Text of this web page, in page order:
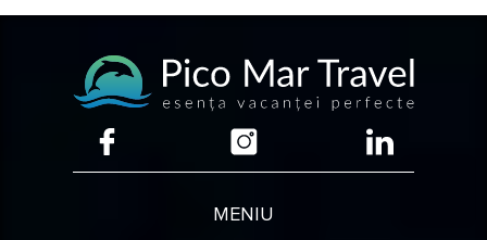
MENIU